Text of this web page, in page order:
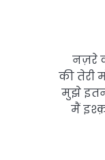
नज़रे
की तेरी
मुझे
मैं